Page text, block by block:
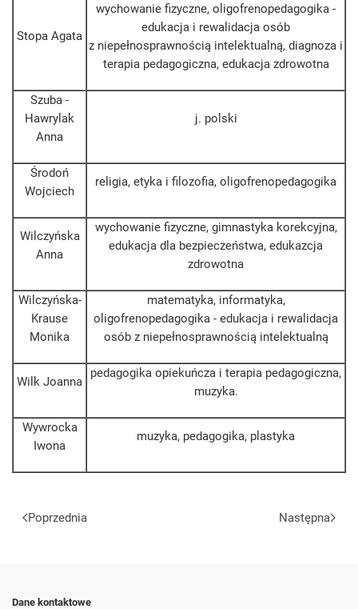
Stopa Agata
wychowanie fizyczne, oligofrenopedagogika -
edukacja i rewalidacja osób
z niepełnosprawnością intelektualną, diagnoza i
terapia pedagogiczna, edukacja zdrowotna
Szuba -
Hawrylak
Anna
j. polski
Środoń
Wojciech
religia, etyka i filozofia, oligofrenopedagogika
Wilczyńska
Anna
wychowanie fizyczne, gimnastyka korekcyjna,
edukacja dla bezpieczeństwa, edukazcja
zdrowotna
Wilczyńska-
Krause
Monika
matematyka, informatyka,
oligofrenopedagogika - edukacja i rewalidacja
osób z niepełnosprawnością intelektualną
Wilk Joanna
pedagogika opiekuńcza i terapia pedagogiczna,
muzyka.
Wywrocka
Iwona
muzyka, pedagogika, plastyka
Poprzednia Następna
Dane kontaktowe